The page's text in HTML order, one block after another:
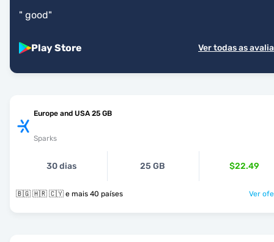
" good"
Play Store Ver todas as
Europe and USA 25 GB
Sparks
30 dias 25 GB $22.49
🇧🇬 🇭🇷 🇨🇾 e mais 40 países Ver